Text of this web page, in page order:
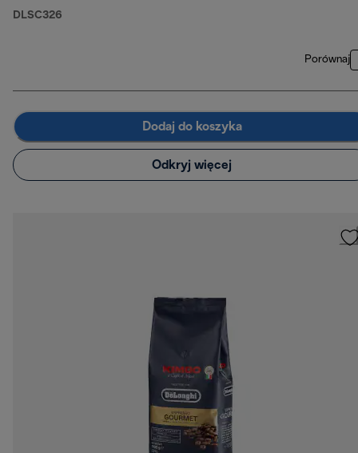
termicznych z
DLSC326
Porównaj
Dodaj do koszyka
Odkryj więcej